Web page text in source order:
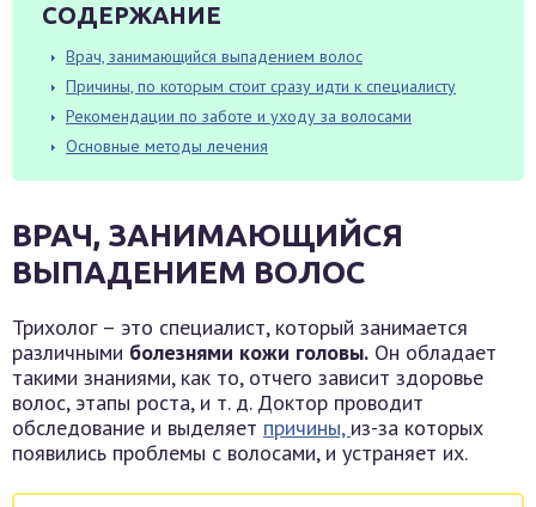
СОДЕРЖАНИЕ
Врач, занимающийся выпадением волос
Причины, по которым стоит сразу идти к специалисту
Рекомендации по заботе и уходу за волосами
Основные методы лечения
ВРАЧ, ЗАНИМАЮЩИЙСЯ
ВЫПАДЕНИЕМ ВОЛОС
Трихолог – это специалист, который занимается
различными болезнями кожи головы. Он обладает
такими знаниями, как то, отчего зависит здоровье
волос, этапы роста, и т. д. Доктор проводит
обследование и выделяет причины, из-за которых
появились проблемы с волосами, и устраняет их.